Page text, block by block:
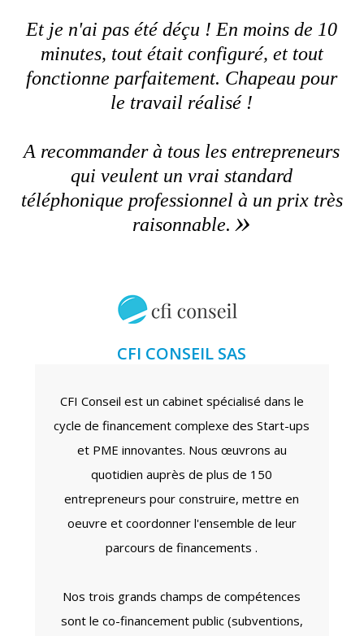
Et je n'ai pas été déçu ! En moins de 10
minutes, tout était configuré, et tout
fonctionne parfaitement. Chapeau pour
le travail réalisé !
A recommander à tous les entrepreneurs
qui veulent un vrai standard
téléphonique professionnel à un prix très
raisonnable.
CFI CONSEIL SAS
CFI Conseil est un cabinet spécialisé dans le
cycle de financement complexe des Start-ups
et PME innovantes. Nous œuvrons au
quotidien auprès de plus de 150
entrepreneurs pour construire, mettre en
oeuvre et coordonner l'ensemble de leur
parcours de financements .
Nos trois grands champs de compétences
sont le co-financement public (subventions,